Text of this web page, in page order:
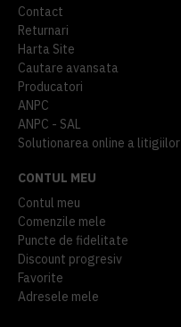
Contact
Returnari
Harta Site
Cautare avansata
Producatori
ANPC
ANPC - SAL
Solutionarea online a litigiilor
CONTUL MEU
Contul meu
Comenzile mele
Puncte de fidelitate
Discount progresiv
Favorite
Adresele mele